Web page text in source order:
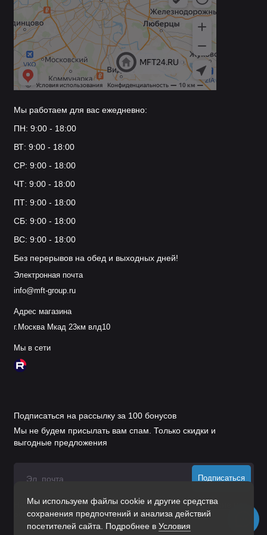
студии и квартиры с нестандартными
интерьерными решениями;
пространства в стилях винтаж, ретро‑модерн,
бохо.
Рекомендации по установке и
эксплуатации
Подготовка поверхности
стена не рыхлая и не повреждённая.
Разметка
точной разметки мест сверления.
Монтаж
дюбели, закрепите крючок винтами.
Проверка крепления
крючок, чтобы убедиться в надёжности
Нагрузка
(уточните у производителя).
Очистка
слегка влажную ткань, избегайте абразивных и
и механических воздействий.
Обслуживание
Групповая установка
рекомендованное расстояние между крючками.
Почему стоит выбрать
Мы используем файлы cookie и другие средства
сохранения предпочтений и анализа действий
посетителей сайта. Подробнее в Условия
Мы работаем для вас ежедневно:
ПН: 9:00 - 18:00
ВТ: 9:00 - 18:00
СР: 9:00 - 18:00
ЧТ: 9:00 - 18:00
ПТ: 9:00 - 18:00
СБ: 9:00 - 18:00
ВС: 9:00 - 18:00
Без перерывов на обед и выходных дней!
Электронная почта
info@mft-group.ru
Адрес магазина
г.Москва Мкад 23км влд10
Мы в сети
Подписаться на рассылку за 100 бонусов
Мы не будем присылать вам спам. Только скидки и
выгодные предложения
Подписаться
Нажимая на кнопку «Подписаться», Вы даетесогласие на
обработку персональных данных.